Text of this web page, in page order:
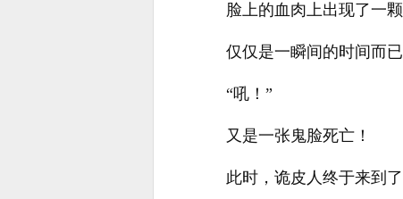
脸上的血肉上出现了一
仅仅是一瞬间的时间而
“吼！”
又是一张鬼脸死亡！
此时，诡皮人终于来到